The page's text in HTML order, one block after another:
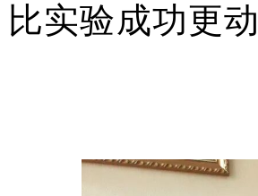
实验成功更